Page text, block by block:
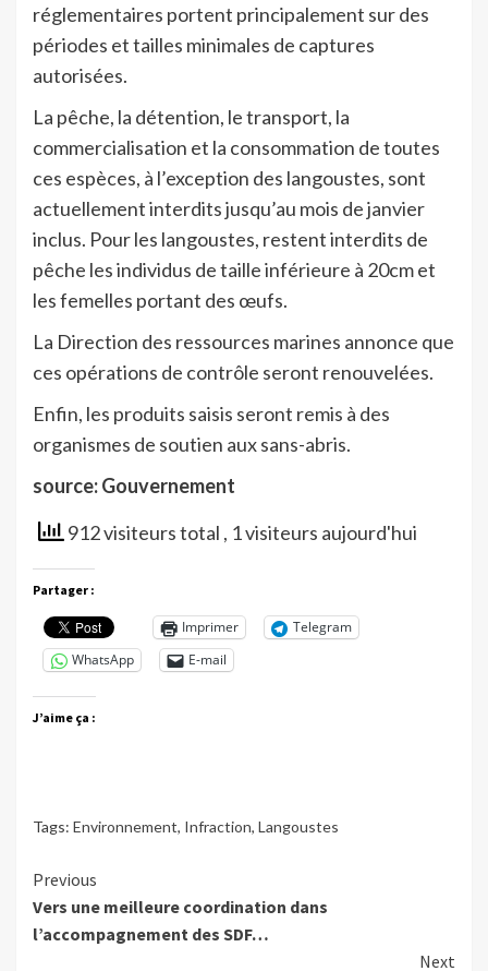
réglementaires portent principalement sur des
périodes et tailles minimales de captures
autorisées.
La pêche, la détention, le transport, la
commercialisation et la consommation de toutes
ces espèces, à l’exception des langoustes, sont
actuellement interdits jusqu’au mois de janvier
inclus. Pour les langoustes, restent interdits de
pêche les individus de taille inférieure à 20cm et
les femelles portant des œufs.
La Direction des ressources marines annonce que
ces opérations de contrôle seront renouvelées.
Enfin, les produits saisis seront remis à des
organismes de soutien aux sans-abris.
source: Gouvernement
912 visiteurs total , 1 visiteurs aujourd'hui
Partager :
Imprimer
Telegram
WhatsApp
E-mail
J’aime ça :
Tags: Environnement, Infraction, Langoustes
Continue
Reading
Previous
Vers une meilleure coordination dans
l’accompagnement des SDF…
Next